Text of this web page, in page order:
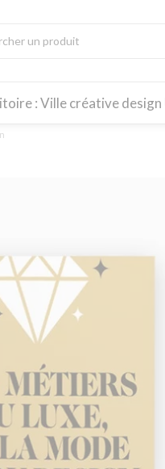
: Ville créative design